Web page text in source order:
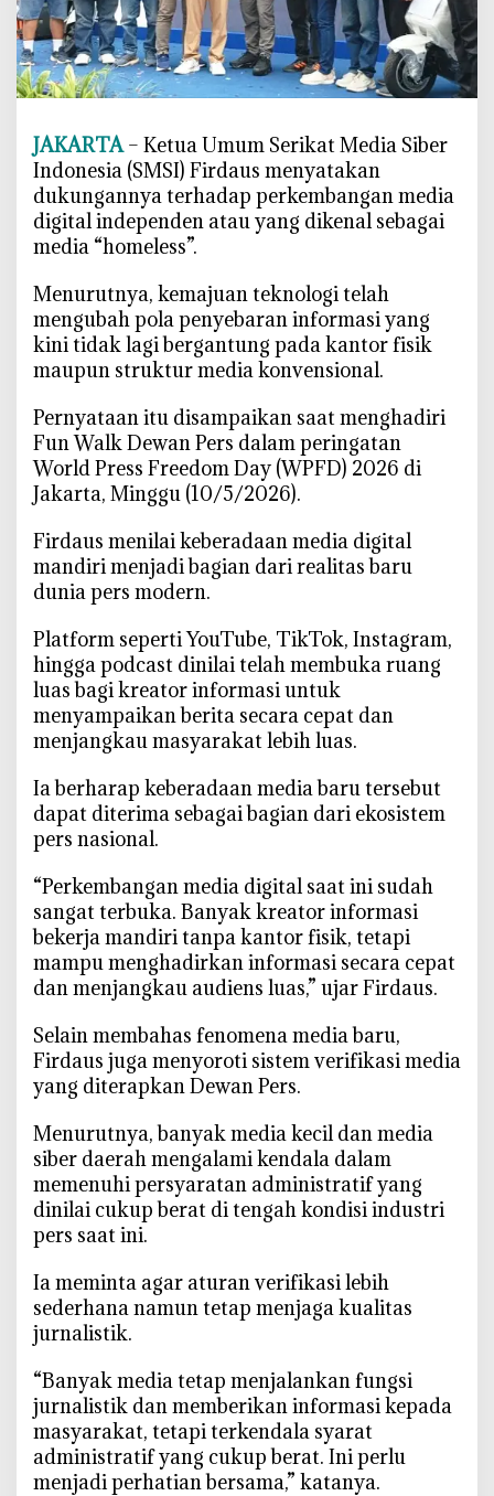
p
a
K
a
t
o
r
K
n
M
a
r
k
,
S
M
I
M
t
a
A
t
u
a
n
P
r
s
D
i
r
v
i
JAKARTA– Ketua Umum Serikat Media Siber
Indonesia (SMSI) Firdaus menyatakan
dukungannya terhadap perkembangan media
digital independen atau yang dikenal sebagai
media “homeless”.
‎Menurutnya, kemajuan teknologi telah
mengubah pola penyebaran informasi yang
kini tidak lagi bergantung pada kantor fisik
maupun struktur media konvensional.
‎Pernyataan itu disampaikan saat menghadiri
Fun Walk Dewan Pers dalam peringatan
World Press Freedom Day (WPFD) 2026 di
Jakarta, Minggu (10/5/2026).
‎Firdaus menilai keberadaan media digital
mandiri menjadi bagian dari realitas baru
dunia pers modern.
‎Platform seperti YouTube, TikTok, Instagram,
hingga podcast dinilai telah membuka ruang
luas bagi kreator informasi untuk
menyampaikan berita secara cepat dan
menjangkau masyarakat lebih luas.
‎Ia berharap keberadaan media baru tersebut
dapat diterima sebagai bagian dari ekosistem
pers nasional.
‎“Perkembangan media digital saat ini sudah
sangat terbuka. Banyak kreator informasi
bekerja mandiri tanpa kantor fisik, tetapi
mampu menghadirkan informasi secara cepat
dan menjangkau audiens luas,” ujar Firdaus.
‎Selain membahas fenomena media baru,
Firdaus juga menyoroti sistem verifikasi media
yang diterapkan Dewan Pers.
‎Menurutnya, banyak media kecil dan media
siber daerah mengalami kendala dalam
memenuhi persyaratan administratif yang
dinilai cukup berat di tengah kondisi industri
pers saat ini.
‎Ia meminta agar aturan verifikasi lebih
sederhana namun tetap menjaga kualitas
jurnalistik.
‎“Banyak media tetap menjalankan fungsi
jurnalistik dan memberikan informasi kepada
masyarakat, tetapi terkendala syarat
administratif yang cukup berat. Ini perlu
menjadi perhatian bersama,” katanya.